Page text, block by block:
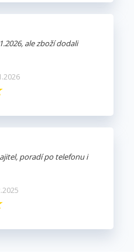
ale zboží dodali
poradí po telefonu i